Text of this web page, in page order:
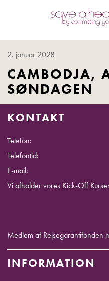
2. januar 2028
CAMBODJA,
SØNDAGEN
KONTAKT
Telefon:
Telefontid:
E-mail:
Vi afholder vores Kick-Off
Medlem af Rejsegarantifonden
INFORMATION